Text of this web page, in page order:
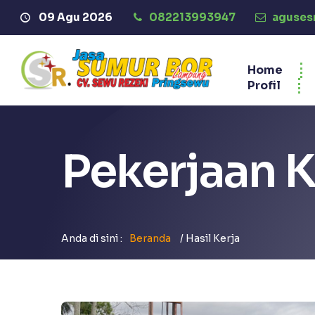
09 Agu 2026 082213993947
Selamat Datang di Website Jasa
Home
Profil
Pekerjaan
Anda di sini : Beranda / Hasil Kerja